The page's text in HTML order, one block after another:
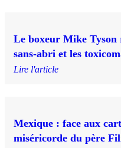
Le boxeur Mike Tyson
sans-abri et les
Lire l'article
Mexique : face aux
miséricorde du père